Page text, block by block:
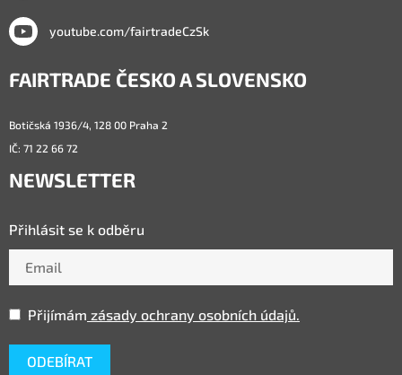
youtube.com/fairtradeCzSk
FAIRTRADE ČESKO A SLOVENSKO
Botičská 1936/4, 128 00 Praha 2
IČ: 71 22 66 72
NEWSLETTER
Přihlásit se k odběru
Přijímám zásady ochrany osobních údajů.